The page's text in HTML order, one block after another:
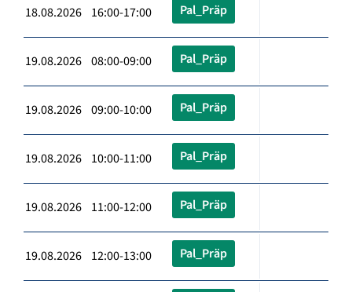
18.08.2026 16:00-17:00 Pal_Präp
19.08.2026 08:00-09:00 Pal_Präp
19.08.2026 09:00-10:00 Pal_Präp
19.08.2026 10:00-11:00 Pal_Präp
19.08.2026 11:00-12:00 Pal_Präp
19.08.2026 12:00-13:00 Pal_Präp